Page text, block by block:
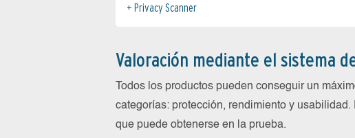
Privacy Scanner
Valoración mediante el sistema
Todos los productos pueden conseguir un
categorías: protección, rendimiento y
que puede obtenerse en la prueba.